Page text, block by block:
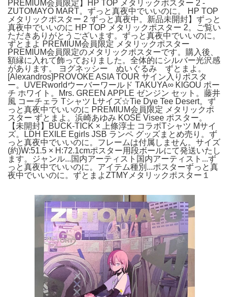
PREMIUM会員限定】HP TOP メタリックポスター 2 -
ZUTOMAYO MART。ずっと真夜中でいいのに。 HP TOP
メタリックポスター 2 ずっと真夜中。新品未開封】ずっと
真夜中でいいのに HP TOP メタリックポスター 2。ご覧い
ただきありがとうございます。ずっと真夜中でいいのに。
ずとまよ PREMIUM会員限定 メタリックポスター
PREMIUM会員限定のメタリックポスターです。購入後、
額縁に入れて飾っておりました。全体的にシルバー光沢感
があります。 ヨグネッシー ぬいぐるみ ずとまよ。
[Alexandros]PROVOKE ASIA TOUR サイン入りポスタ
ー。UVERworldウーバーワールド TAKUYA∞ KIGOU ポー
チ ホワイト。Mrs. GREEN APPLE ゼンジン セット。藤井
風 コーチェラ Tシャツ Lサイズ☆Tie Dye Tee Desert。ず
っと真夜中でいいのに PREMIUM会員限定 メタリックポ
スター ずとまよ。浜崎あゆみ KOSÉ Visee ポスター。
【未開封】BUCK-TICK × 上條淳士 コラボTシャツ Mサイ
ズ。LDH EXILE Egirls JSB ランペ グッズまとめ売り。ず
っと真夜中でいいのに。フレームは付属しません。サイズ
(約)W:51.5 × H:72.1cmポスター用段ボールにて発送いたし
ます。ジャンル...国内アーティスト国内アーティスト...ず
っと真夜中でいいのに。アイテム種別...ポスターずっと真
夜中でいいのに。ずとまよZTMYメタリックポスター１